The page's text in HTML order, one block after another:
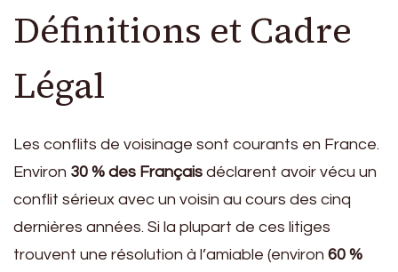
Définitions et Cadre
Légal
Les conflits de voisinage sont courants en France.
Environ 30 % des Français déclarent avoir vécu un
conflit sérieux avec un voisin au cours des cinq
dernières années. Si la plupart de ces litiges
trouvent une résolution à l’amiable (environ 60 %